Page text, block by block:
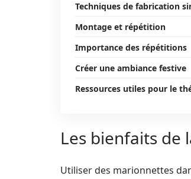
Techniques de fabrication
Montage et répétition
Importance des répétitions
Créer une ambiance festive
Ressources utiles pour le
Les bienfaits de
Utiliser des marionnettes